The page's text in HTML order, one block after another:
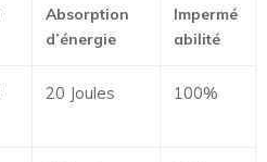
Absorption
d’énergie
Impermé
abilité
20 Joules 100%